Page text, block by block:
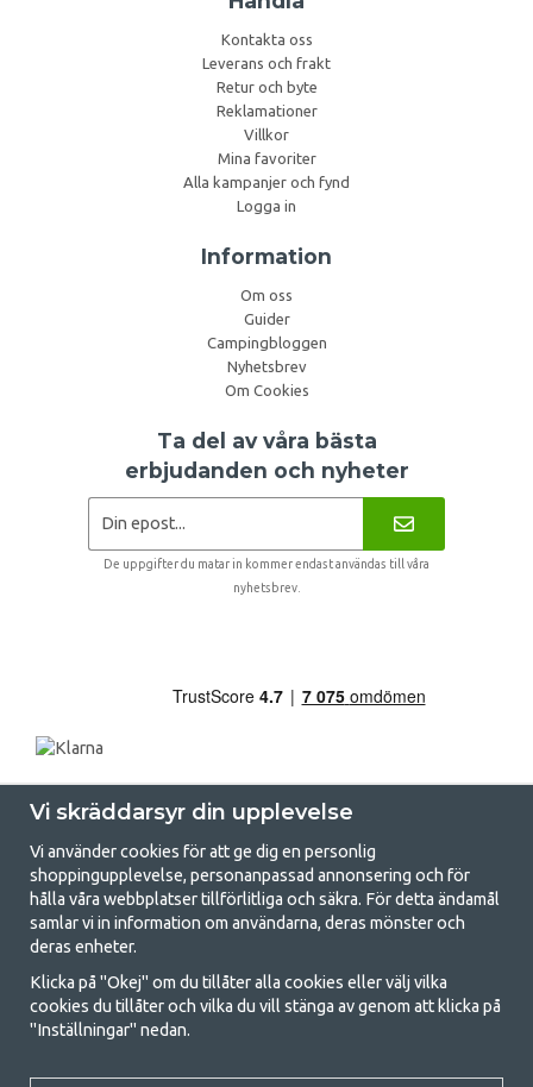
Kontakta oss
Leverans och frakt
Retur och byte
Reklamationer
Villkor
Mina favoriter
Alla kampanjer och fynd
Logga in
Information
Om oss
Guider
Campingbloggen
Nyhetsbrev
Om Cookies
Ta del av våra bästa
erbjudanden och nyheter
De uppgifter du matar in kommer endast användas till våra
nyhetsbrev.
GetCamping.se - Din butik för camping
och uteliv
Att campa kan antingen vara en livsstil eller ett sätt att samla familjen
för ett gemensamt äventyr. Oavsett vilken kategori du tillhör hittar du
med att campa så därför erbjuder vi riktigt bra priser på familjetält,
Vi skräddarsyr din upplevelse
Vi använder cookies för att ge dig en personlig
shoppingupplevelse, personanpassad annonsering och för
hålla våra webbplatser tillförlitliga och säkra. För detta ändamål
samlar vi in information om användarna, deras mönster och
deras enheter.
Klicka på "Okej" om du tillåter alla cookies eller välj vilka
cookies du tillåter och vilka du vill stänga av genom att klicka på
"Inställningar" nedan.